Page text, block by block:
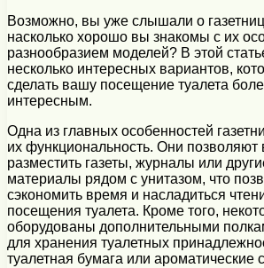
Возможно, вы уже слышали о
насколько хорошо вы знакомы с их
разнообразием моделей? В этой
несколько интересных вариантов,
сделать вашу посещение туалета
интересным.
Одна из главных особенностей
их функциональность. Они позволяют
разместить газеты, журналы или
материалы рядом с унитазом, что
сэкономить время и насладиться
посещения туалета. Кроме того,
оборудованы дополнительными
для хранения туалетных
туалетная бумага или ароматические